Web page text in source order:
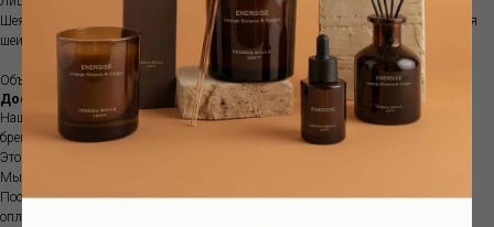
Шея: поочередно руками восходящими линейными движениями от основания
шеи к подбородку.
Объем -50мл
Доставка
Наш интернет-магазин предлагает вам интерьерные ароматы европейских
брендов, в наличии и под заказ.
Это большой ассортимент качественной продукции.
Мы находимся в Москве.
После получения вашего заказа мы свяжемся с вами и согласуем детали
оплаты и доставки.